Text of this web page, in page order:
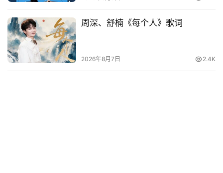
周深、舒楠《每个人》歌词
2026年8月7日 2.4K